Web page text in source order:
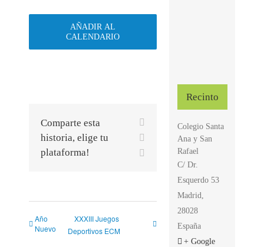
AÑADIR AL
CALENDARIO
Comparte esta
historia, elige tu
plataforma!
Facebook
electrónico
Año
Nuevo
XXXIII Juegos
Deportivos ECM
Recinto
Colegio Santa
Ana y San
Rafael
C/ Dr.
Esquerdo 53
Madrid
28028
España
+ Google